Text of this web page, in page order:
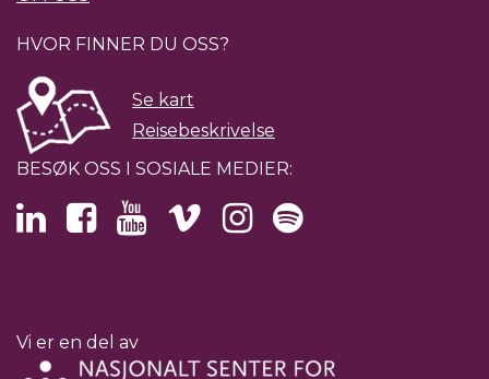
HVOR FINNER DU OSS?
Se kart
Reisebeskrivelse
BESØK OSS I SOSIALE MEDIER:
Vi er en del av